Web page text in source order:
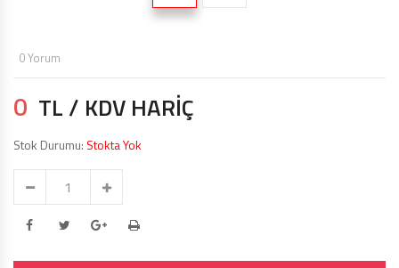
IŞIKLI BALON,LED IŞIKLI BALON
0 Yorum
0 TL / KDV HARİÇ
Stok Durumu: Stokta Yok